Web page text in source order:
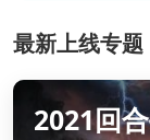
最新上线专题
2021回